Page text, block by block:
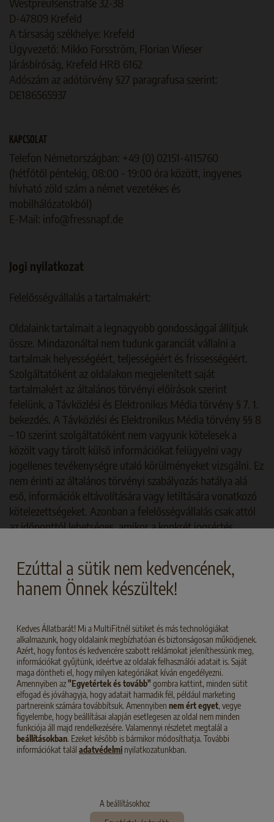
D-47809 Krefeld
A társaság székhelye: Krefeld
Ügyvezető: Mikko Forsström, Florian Wieser
Járásbíróság, Krefeld HRB 6162
Adószám az adótörvény §27 paragrafusa szerint:
DE186565937
KAPCSOLAT
Telefon Németországban: +49 (0) 02151-4115760
(hétfőtől péntekig, 08:00 - 19:00 óra között, ingyenes
hívható zöld szám a német vezetékes és
mobilhálózatokból)
E-Mail: info@fressnapf.de
Jogi nyilatkozat
Felelősségvállalás a tartalmakért:
Oldalaink tartalmait a legnagyobb gondossággal állítjuk
össze. Mindazonáltal nem tudunk garanciát vállalni a
tartalmak helyességéért, teljességéért és frissességéért.
Szolgáltatóként az oldalakon megjelenített saját
tartalmakért az általános törvényi előírások szerint
felelünk, a Távközlési és Elektronikus Média törvény § 7. 1.
bekezdés. A Távközlési és Elektronikus Média törvény §§ 8
– 10 szerint szolgáltatóként nem vagyunk kötelesek a
közölt vagy tárolt külső információkat felügyelni vagy
jogellenes tevékenységre utaló körülményeket vizsgálni. Ez
nem érinti az általános törvényi szabályozás hatálya alá
eső, információk eltávolítására vagy letiltására vonatkozó
kötelezettségeket. Azonban a felelősségvállalás csak attól
az időponttól lehetséges, amikor a konkrét jogsértés
az érintett tartalmakat haladéktalanul eltávolítjuk.
Ajánlatunk külső harmadik fél honlapjaira mutató linkeket
tartalmaz, ezek tartalmára nekünk semmilyen befolyásunk
nincs. Következésképpen a külső tartalmakért semmilyen
felelősséget nem vállalunk. A linkelt oldalak tartalmáért a
mindenkori ajánlattevő vagy az oldal üzemeltetője felel. A
belinkelt oldalakat a hivatkozás létrehozásakor ellenőriztük
a lehetséges jogsértések vonatkozásában. A link
létrehozásakor nem volt észlelhető jogellenes tartalom.
Ugyanakkor a belinkelt oldalak tartalmának ellenőrzése
haladéktalanul eltávolítjuk.
Ezúttal a sütik nem kedvencének,
hanem Önnek készültek!
Kedves Állatbarát! Mi a MultiFitnél sütiket és más technológiákat
alkalmazunk, hogy oldalaink megbízhatóan és biztonságosan működjenek.
Azért, hogy fontos és kedvencére szabott reklámokat jeleníthessünk meg,
információkat gyűjtünk, ideértve az oldalak felhasználói adatait is. Saját
maga döntheti el, hogy milyen kategóriákat kíván engedélyezni.
Amennyiben az"Egyetértek és tovább" gombra kattint, minden sütit
elfogad és jóváhagyja, hogy adatait harmadik fél, például marketing
partnereink számára továbbítsuk. Amennyiben nem ért egyet, vegye
figyelembe, hogy beállításai alapján esetlegesen az oldal nem minden
funkciója áll majd rendelkezésére. Valamennyi részletet megtalál a
beállításokban. Ezeket később is bármikor módosíthatja. További
információkat talál adatvédelmi nyilatkozatunkban.
A beállításokhoz